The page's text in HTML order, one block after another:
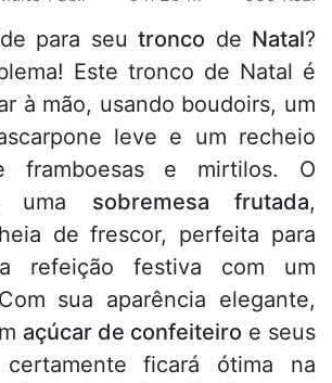
para seutronco de Natal?
Este tronco de Natal é
à mão, usando boudoirs, um
leve e um recheio
framboesas e mirtilos. O
uma sobremesa frutada,
de frescor, perfeita para
refeição festiva com um
sua aparência elegante,
açúcar de confeiteiro e seus
ficará ótima na